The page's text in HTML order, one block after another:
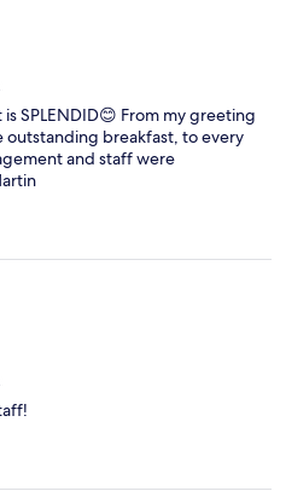
SPLENDID😊 From my greeting
outstanding breakfast, to every
and staff were